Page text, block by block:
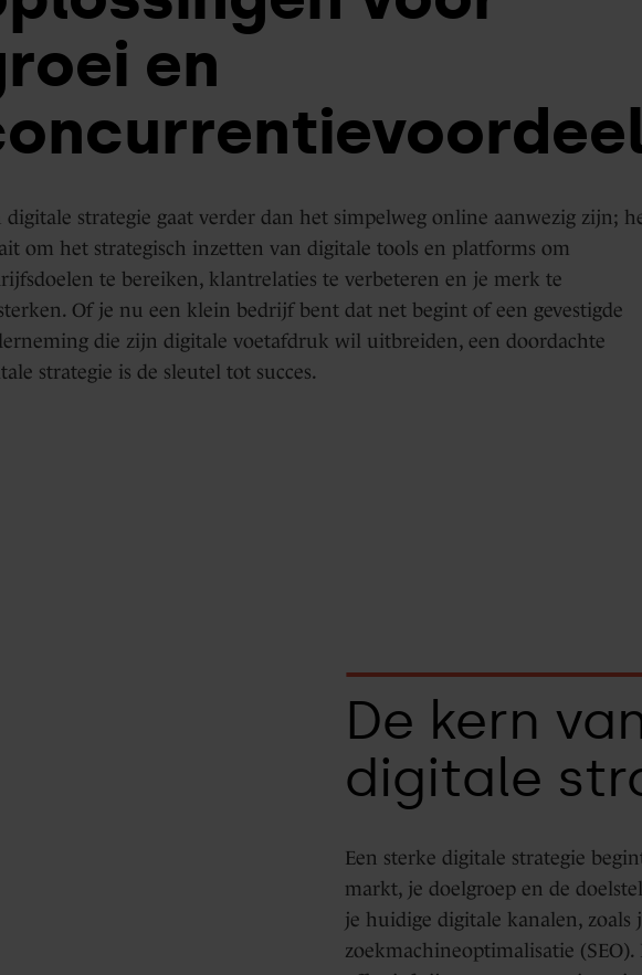
HubSpot
&
HubSpot
support
Marketing
Hub
Service
Hub
Days en
digitale strategie gaat verder dan het simpelweg online aanwezig zijn;
om het strategisch inzetten van digitale tools en platforms om
te bereiken, klantrelaties te verbeteren en je merk te
Of je nu een klein bedrijf bent dat net begint of een gevestigde
die zijn digitale voetafdruk wil uitbreiden, een doordachte
strategie is de sleutel tot succes.
De kern
digitale
Een sterke digitale strategie
markt, je doelgroep en de
je huidige digitale kanalen, zoals
zoekmachineoptimalisatie